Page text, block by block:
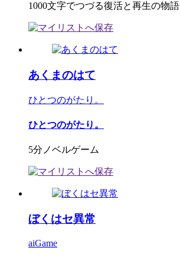
1000文字でつづる復活と再生の物語
あくまのはて
ひとつのがたり。
ひとつのがたり。
5分ノベルゲーム
ぼくはセ異常
aiGame